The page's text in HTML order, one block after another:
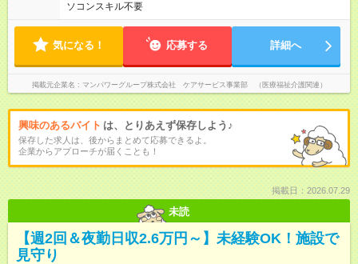
ソコンスキル不要
気になる！ 応募する 詳細へ
掲載元企業名 マンパワーグループ株式会社 ケアサービス事業部 （医療福祉介護関連）
興味のあるバイト は、とりあえず保存しよう♪
保存した求人は、後からまとめて応募できるよ。
企業からアプローチが届くことも！
掲載日：2026.07.29
未読
【週2回＆夜勤日収2.6万円～】未経験OK！施設で
見守り